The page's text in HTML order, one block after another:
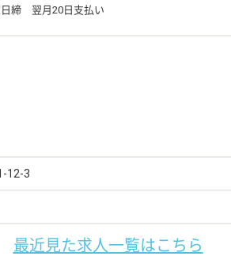
締 翌月20日支払い
12-3
最近見た求人一覧はこちら